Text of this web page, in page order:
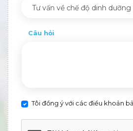
Tư vấn về chế độ dinh dưỡng
Câu hỏi
Tôi đồng ý với các điều khoản